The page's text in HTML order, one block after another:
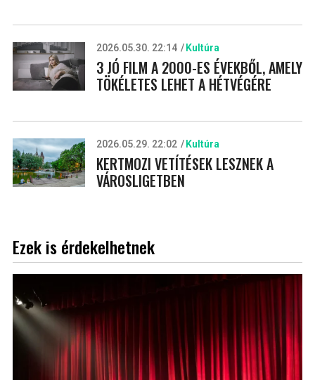
2026.05.30. 22:14 Kultúra
3 JÓ FILM A 2000-ES ÉVEKBŐL, AMELY
TÖKÉLETES LEHET A HÉTVÉGÉRE
2026.05.29. 22:02 Kultúra
KERTMOZI VETÍTÉSEK LESZNEK A
VÁROSLIGETBEN
Ezek is érdekelhetnek